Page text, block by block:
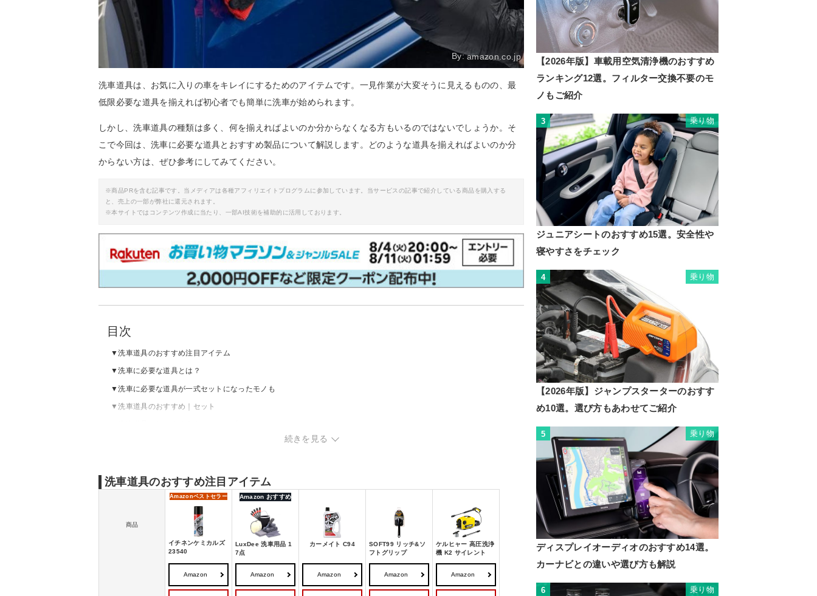
By:amazon.co.jp
洗車道具は、お気に入りの車をキレイにするためのアイテムです。一見作業が大変そうに見えるものの、最
低限必要な道具を揃えれば初心者でも簡単に洗車が始められます。
しかし、洗車道具の種類は多く、何を揃えればよいのか分からなくなる方もいるのではないでしょうか。そ
こで今回は、洗車に必要な道具とおすすめ製品について解説します。どのような道具を揃えればよいのか分
からない方は、ぜひ参考にしてみてください。
※商品PRを含む記事です。当メディアは各種アフィリエイトプログラムに参加しています。当サービスの記事で紹介している商品を購入する
と、売上の一部が弊社に還元されます。
※本サイトではコンテンツ作成に当たり、一部AI技術を補助的に活用しております。
目次
洗車道具のおすすめ注目アイテム
洗車に必要な道具とは？
洗車に必要な道具が一式セットになったモノも
洗車道具のおすすめ｜セット
洗車道具のおすすめ｜バケツ
洗車道具のおすすめ｜セームタオル
洗車道具のおすすめ｜マイクロファイバークロス
洗車道具のおすすめ｜ホース
洗車道具のおすすめ｜コーティング剤
洗車道具のおすすめ｜カーワックス
洗車道具のおすすめ｜その他
続きを見る
洗車道具のおすすめ注目アイテム
商品
Amazonベストセラー
イチネンケミカルズ
23540
Amazon おすすめ
LuxDee 洗車用品 1
7点
カーメイト C94
SOFT99 リッチ&ソ
フトグリップ
ケルヒャー 高圧洗浄
機 K2 サイレント
Amazon Amazon Amazon Amazon Amazon
【2026年版】車載用空気清浄機のおすすめ
ランキング12選。フィルター交換不要のモ
ノもご紹介
3 乗り物
ジュニアシートのおすすめ15選。安全性や
寝やすさをチェック
4 乗り物
【2026年版】ジャンプスターターのおすす
め10選。選び方もあわせてご紹介
5 乗り物
ディスプレイオーディオのおすすめ14選。
カーナビとの違いや選び方も解説
6 乗り物